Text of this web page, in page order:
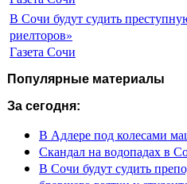
В Сочи будут судить
риелторов»
Газета Сочи
Популярные материалы
За сегодня:
В Адлере под колесами
Скандал на водопадах в
В Сочи будут судить